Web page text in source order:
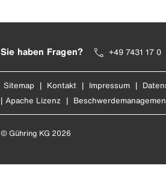
Sie haben Fragen? +49 7431 17 0
Sitemap | Kontakt | Impressum |
| Apache Lizenz |
© Gühring KG 2026